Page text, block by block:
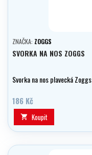
ZNAČKA: ZOGGS
SVORKA NA NOS ZOGGS
Svorka na nos plavecká Zoggs
186 Kč
 Koupit